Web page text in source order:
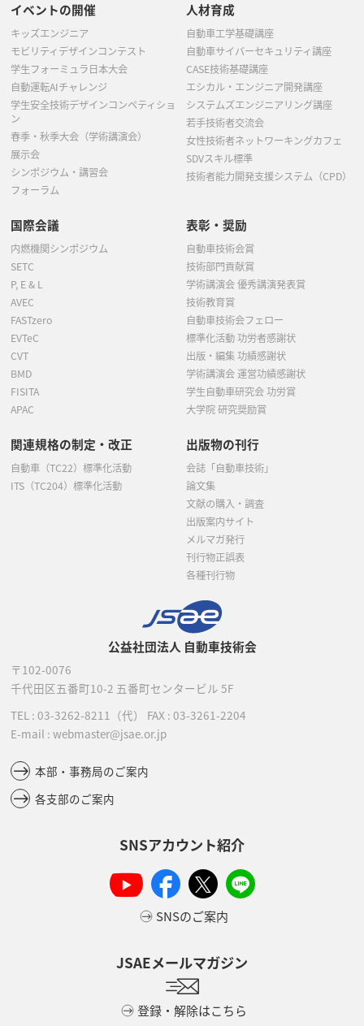
公益社団法人 自動車技術会
〒102-0076
千代田区五番町10-2 五番町センタービル 5F
TEL : 03-3262-8211 （代） FAX : 03-3261-2204
E-mail : webmaster@jsae.or.jp
本部・事務局のご案内
各支部のご案内
SNSアカウント紹介
SNSのご案内
JSAEメールマガジン
登録・解除はこちら
イベントの開催
キッズエンジニア
モビリティデザインコンテスト
学生フォーミュラ日本大会
自動運転AIチャレンジ
学生安全技術デザインコンペティショ
ン
春季・秋季大会（学術講演会）
展示会
シンポジウム・講習会
フォーラム
人材育成
自動車工学基礎講座
自動車サイバーセキュリティ講座
CASE技術基礎講座
エシカル・エンジニア開発講座
システムズエンジニアリング講座
若手技術者交流会
女性技術者ネットワーキングカフェ
SDVスキル標準
技術者能力開発支援システム（CPD）
国際会議
内燃機関シンポジウム
SETC
P, E & L
AVEC
FASTzero
EVTeC
CVT
BMD
FISITA
APAC
表彰・奨励
自動車技術会賞
技術部門貢献賞
学術講演会 優秀講演発表賞
技術教育賞
自動車技術会フェロー
標準化活動 功労者感謝状
出版・編集 功績感謝状
学術講演会 運営功績感謝状
学生自動車研究会 功労賞
大学院 研究奨励賞
関連規格の制定・改正
自動車（TC22）標準化活動
ITS（TC204）標準化活動
出版物の刊行
会誌「自動車技術」
論文集
文献の購入・調査
出版案内サイト
メルマガ発行
刊行物正誤表
各種刊行物